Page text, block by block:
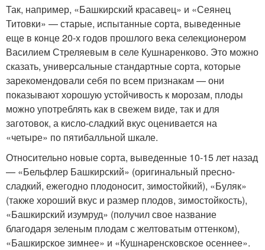
Так, например, «Башкирский красавец» и «Сеянец
Титовки» — старые, испытанные сорта, выведенные
еще в конце 20-х годов прошлого века селекционером
Василием Стреляевым в селе Кушнаренково. Это можно
сказать, универсальные стандартные сорта, которые
зарекомендовали себя по всем признакам — они
показывают хорошую устойчивость к морозам, плоды
можно употреблять как в свежем виде, так и для
заготовок, а кисло-сладкий вкус оценивается на
«четыре» по пятибалльной шкале.
Относительно новые сорта, выведенные 10-15 лет назад
— «Бельфлер Башкирский» (оригинальный пресно-
сладкий, ежегодно плодоносит, зимостойкий), «Буляк»
(также хороший вкус и размер плодов, зимостойкость),
«Башкирский изумруд» (получил свое название
благодаря зеленым плодам с желтоватым оттенком),
«Башкирское зимнее» и «Кушнаренсковское осеннее».